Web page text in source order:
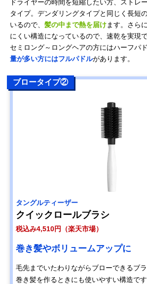
ドライヤーの時間を短縮したい方、ストレ
タイプ。デンダリングタイプと同じく長短
いるので、 髪の中まで熱を届けます。さら
にくい構造になっているので、速乾を実現
セミロング～ロングヘアの方にはハーフパド
量が多い方にはフルパドルがあります。
ブロータイプ②
タングルティーザー
クイックロールブラシ
税込み4,510円（楽天市場）
巻き髪やボリュームアップに
毛先までいたわりながらブローできるブ
巻き髪を作るときにも使いやすい構造で